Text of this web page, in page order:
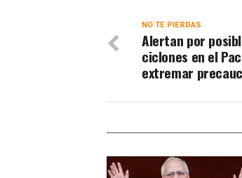
NO TE PIERDAS
Alertan por
ciclones en el
extremar